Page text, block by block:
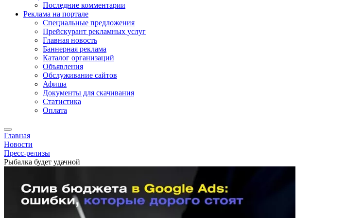
Последние комментарии
Реклама на портале
Специальные предложения
Прейскурант рекламных услуг
Главная новость
Баннерная реклама
Каталог организаций
Объявления
Обслуживание сайтов
Афиша
Документы для скачивания
Статистика
Оплата
Главная
Новости
Пресс-релизы
Рыбалка будет удачной